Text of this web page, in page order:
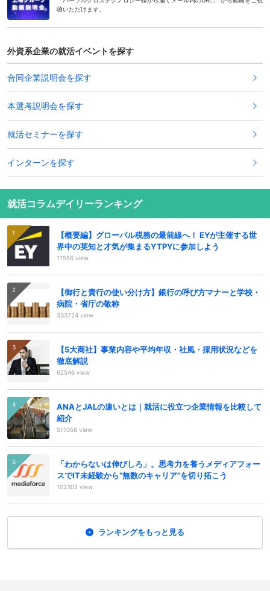
聴いただけます。
外資系企業の就活イベントを探す
合同企業説明会を探す
本選考説明会を探す
就活セミナーを探す
インターンを探す
就活コラムデイリーランキング
【概要編】グローバル税務の最前線へ！ EYが主催する世
界中の英知と才気が集まるYTPYに参加しよう
11556 view
【御行と貴行の使い分け方】銀行の呼び方マナーと学校・
病院・省庁の敬称
333724 view
【5大商社】事業内容や平均年収・社風・採用状況などを
徹底解説
62546 view
ANAとJALの違いとは｜就活に役立つ企業情報を比較して
紹介
511058 view
「わからないは伸びしろ」。思考力を養うメディアフォー
スでIT未経験から“無数のキャリア”を切り拓こう
102302 view
ランキングをもっと見る